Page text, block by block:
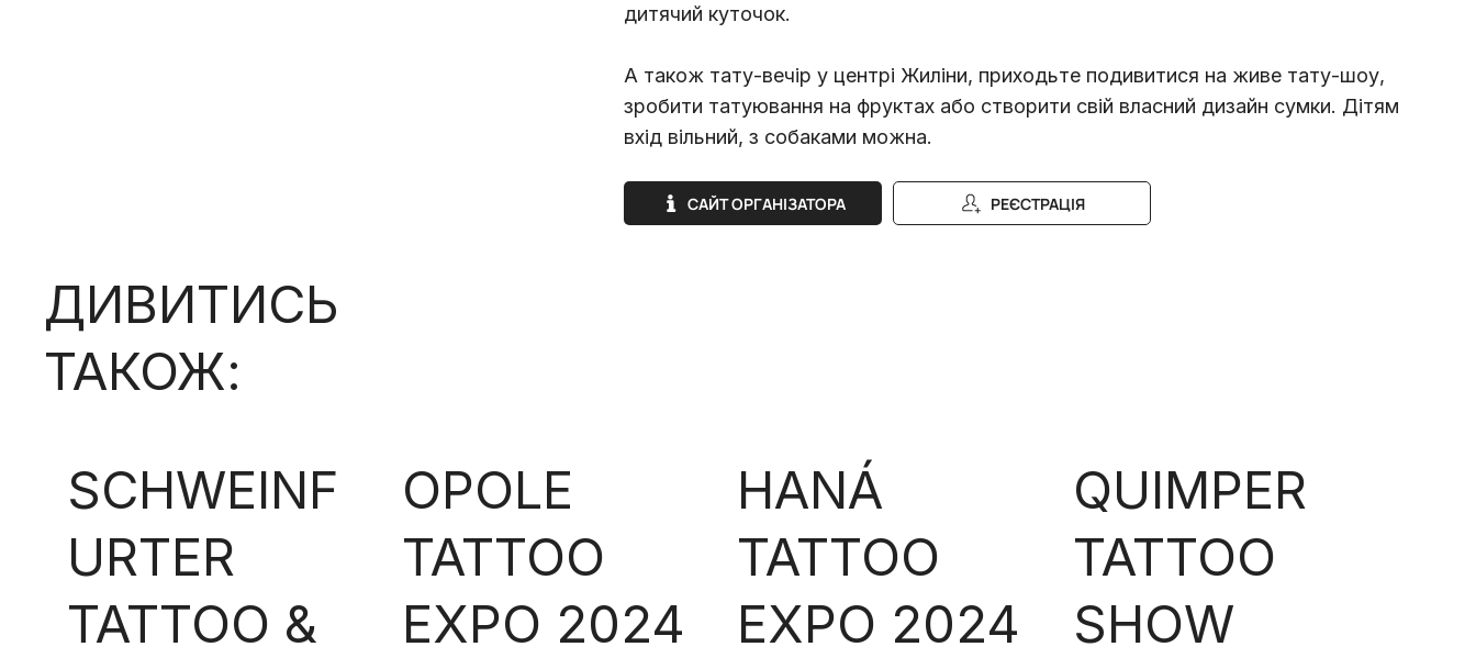
дитячий куточок.
А також тату-вечір у центрі Жиліни, приходьте подивитися на живе тату-шоу,
зробити татуювання на фруктах або створити свій власний дизайн сумки. Дітям
вхід вільний, з собаками можна.
САЙТ ОРГАНІЗАТОРА РЕЄСТРАЦІЯ
ДИВИТИСЬ
ТАКОЖ:
SCHWEINF
URTER
TATTOO &
OPOLE
TATTOO
EXPO 2024
HANÁ
TATTOO
EXPO 2024
QUIMPER
TATTOO
SHOW